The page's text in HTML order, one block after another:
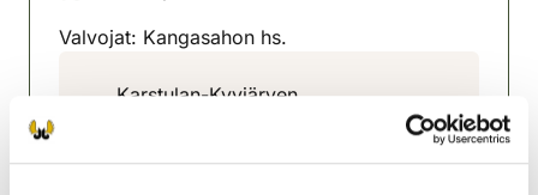
Valvojat: Kangasahon hs.
Karstulan-Kyyjärven